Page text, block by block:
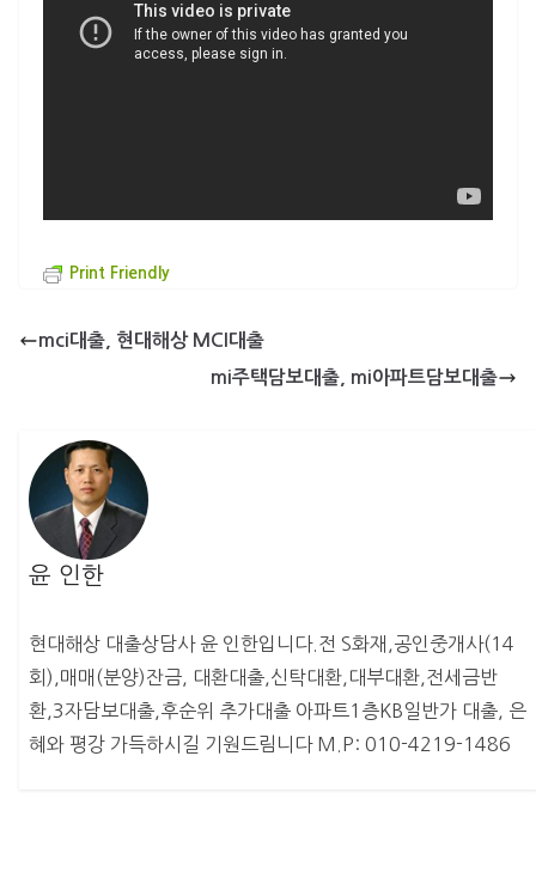
Print Friendly
mci대출, 현대해상 MCI대출
mi주택담보대출, mi아파트담보대출
윤 인한
현대해상 대출상담사 윤 인한입니다.전 S화재,공인중개사(14
회),매매(분양)잔금, 대환대출,신탁대환,대부대환,전세금반
환,3자담보대출,후순위 추가대출 아파트1층KB일반가 대출, 은
혜와 평강 가득하시길 기원드림니다 M.P: 010-4219-1486